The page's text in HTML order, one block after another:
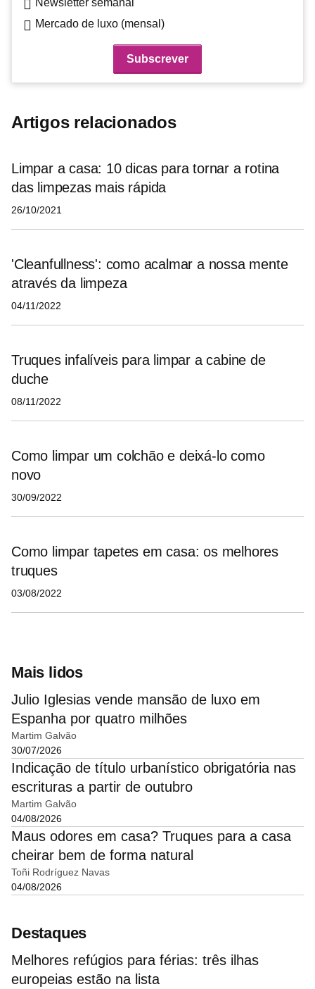
Newsletter semanal
Mercado de luxo (mensal)
Artigos relacionados
Limpar a casa: 10 dicas para tornar a rotina
das limpezas mais rápida
26/10/2021
'Cleanfullness': como acalmar a nossa mente
através da limpeza
04/11/2022
Truques infalíveis para limpar a cabine de
duche
08/11/2022
Como limpar um colchão e deixá-lo como
novo
30/09/2022
Como limpar tapetes em casa: os melhores
truques
03/08/2022
Mais lidos
Julio Iglesias vende mansão de luxo em
Espanha por quatro milhões
Martim Galvão
30/07/2026
Indicação de título urbanístico obrigatória nas
escrituras a partir de outubro
Martim Galvão
04/08/2026
Maus odores em casa? Truques para a casa
cheirar bem de forma natural
Toñi Rodríguez Navas
04/08/2026
Destaques
Melhores refúgios para férias: três ilhas
europeias estão na lista